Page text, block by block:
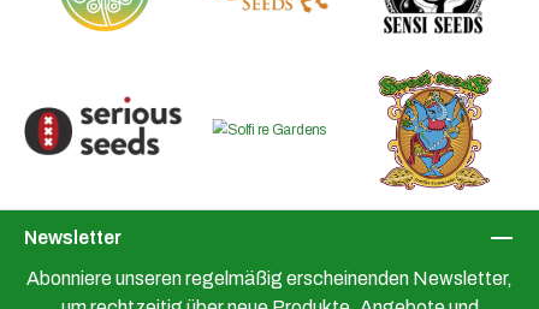
Newsletter
Abonniere unseren regelmäßig erscheinenden Newsletter,